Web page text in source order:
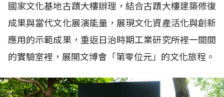
國家文化基地古蹟大樓辦理，結合古蹟大樓建築修復
成果與當代文化展演能量，展現文化資產活化與創新
應用的示範成果，重返日治時期工業研究所裡一間間
的實驗室裡，展開文博會「第零位元」的文化旅程。